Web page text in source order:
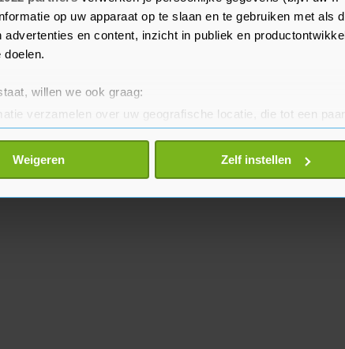
op uw apparaat op te slaan en te gebruiken met als
advertenties en content, inzicht in publiek en
doelen.
willen we ook graag:
verzamelen over uw geografische locatie, die tot een
identificeren door het actief te scannen op specifieke
hoe uw persoonlijke gegevens worden verwerkt en stel uw
elk moment wijzigen of intrekken in de Cookieverklaring.
Weigeren Zelf instellen
bevolen.